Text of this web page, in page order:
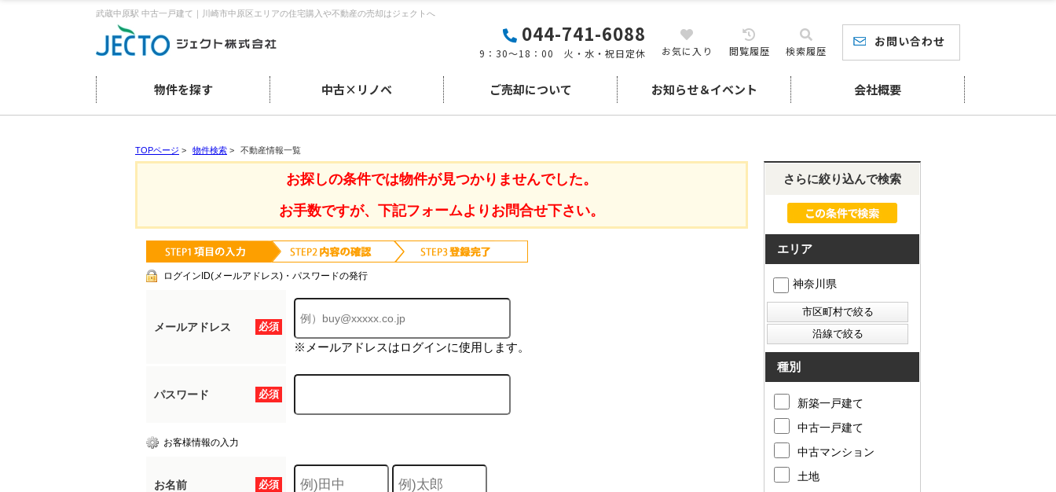
武蔵中原駅 中古一戸建て｜川崎市中原区エリアの住宅購入や不動産の売却はジェクトへ
044-741-6088
9：30～18：00 火・水・祝日定休 お気に入り 閲覧履歴 検索履歴
お問い合わせ
物件を探す 中古×リノベ ご売却について お知らせ＆イベント 会社概要
TOPページ > 物件検索 > 不動産情報一覧
お探しの条件では物件が見つかりませんでした。
お手数ですが、下記フォームよりお問合せ下さい。
ログインID(メールアドレス)・パスワードの発行
必須
メールアドレス
※メールアドレスはログインに使用します。
必須
パスワード
お客様情報の入力
必須
お名前
さらに絞り込んで検索
エリア
神奈川県
種別
新築一戸建て
中古一戸建て
中古マンション
土地